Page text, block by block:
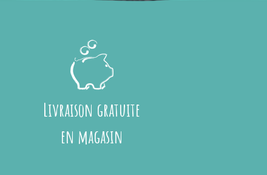
Livraison gratuite
en magasin